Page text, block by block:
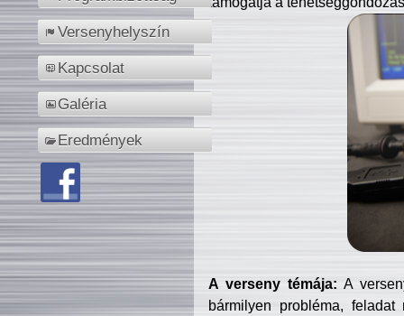
Versenyhelyszín
Kapcsolat
Galéria
Eredmények
A verseny témája: A
bármilyen probléma, feladat